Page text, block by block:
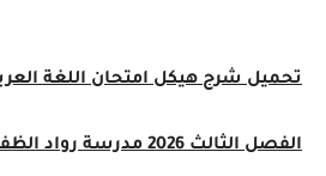
تحميل شرح هيكل امتحان اللغة
الفصل الثالث 2026 مدرسة رواد الظفرة